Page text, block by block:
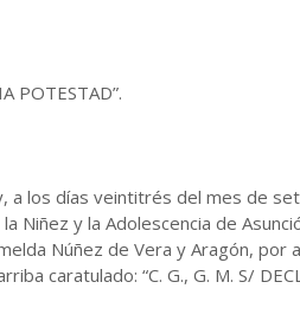
POTESTAD”.
a los días veintitrés del mes de
y la Adolescencia de
Núñez de Vera y Aragón, por
caratulado: “C. G., G. M. S/